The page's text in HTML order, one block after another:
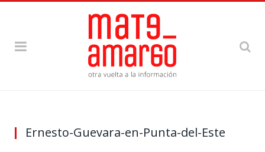
Ernesto-Guevara-en-Punta-del-Este